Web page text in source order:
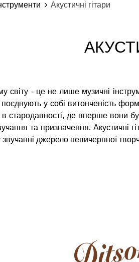
Акустичні гітари
світу - це не лише музичні
у собі витонченість
в стародавності, де вперше вони
та призначення. Акустичні
джерело невичерпної